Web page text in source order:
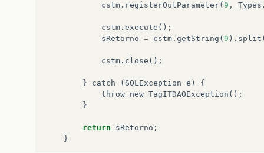
cstm . registerOutParameter( 9 , Types
cstm . execute ();
sRetorno = cstm . getString ( 9 ). split
cstm . close ();
} catch ( SQLException e )
{
throw new TagITDAOException ();
}
return sRetorno ;
}